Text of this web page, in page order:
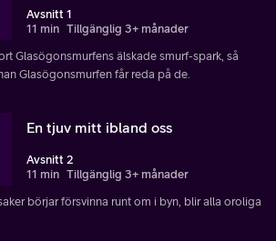
Avsnitt 1
11 min Tillgänglig 3+ månader
Glasögonsmurfens älskade smurf-spark, så
Glasögonsmurfen får reda på de.
En tjuv mitt ibland oss
Avsnitt 2
11 min Tillgänglig 3+ månader
börjar försvinna runt om i byn, blir alla oroliga